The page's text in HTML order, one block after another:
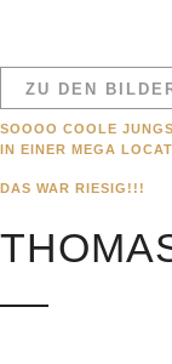
ZU DEN
SOOOO COOLE JUNGS
IN EINER MEGA
DAS WAR RIESIG!!!